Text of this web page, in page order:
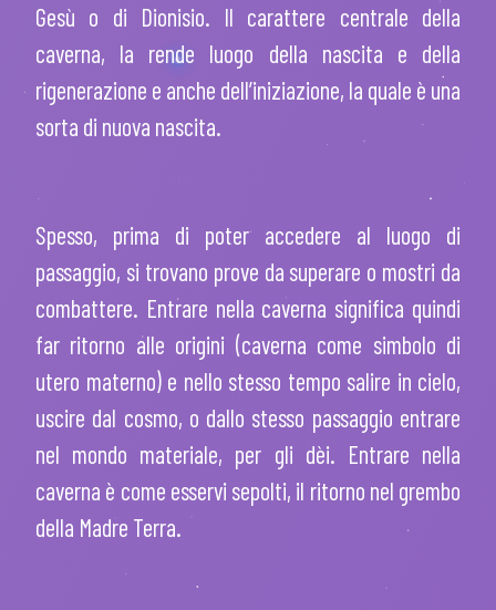
Gesù o di Dionisio. Il carattere centrale della
caverna, la rende luogo della nascita e della
rigenerazione e anche dell’iniziazione, la quale è una
sorta di nuova nascita.
Spesso, prima di poter accedere al luogo di
passaggio, si trovano prove da superare o mostri da
combattere. Entrare nella caverna significa quindi
far ritorno alle origini (caverna come simbolo di
utero materno) e nello stesso tempo salire in cielo,
uscire dal cosmo, o dallo stesso passaggio entrare
nel mondo materiale, per gli dèi. Entrare nella
caverna è come esservi sepolti, il ritorno nel grembo
della Madre Terra.